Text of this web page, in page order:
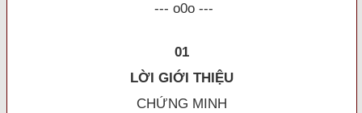
--- o0o ---
01
LỜI GIỚI THIỆU
CHỨNG MINH